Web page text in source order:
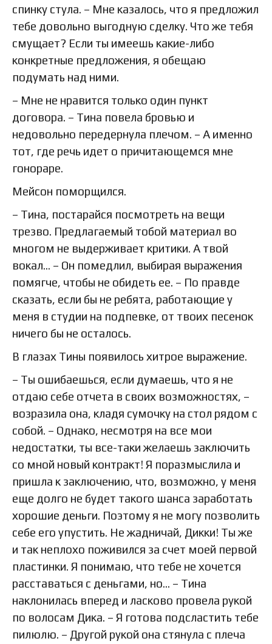
спинку стула. – Мне казалось, что я предложил
тебе довольно выгодную сделку. Что же тебя
смущает? Если ты имеешь какие-либо
конкретные предложения, я обещаю
подумать над ними.
– Мне не нравится только один пункт
договора. – Тина повела бровью и
недовольно передернула плечом. – А именно
тот, где речь идет о причитающемся мне
гонораре.
Мейсон поморщился.
– Тина, постарайся посмотреть на вещи
трезво. Предлагаемый тобой материал во
многом не выдерживает критики. А твой
вокал… – Он помедлил, выбирая выражения
помягче, чтобы не обидеть ее. – По правде
сказать, если бы не ребята, работающие у
меня в студии на подпевке, от твоих песенок
ничего бы не осталось.
В глазах Тины появилось хитрое выражение.
– Ты ошибаешься, если думаешь, что я не
отдаю себе отчета в своих возможностях, –
возразила она, кладя сумочку на стол рядом с
собой. – Однако, несмотря на все мои
недостатки, ты все-таки желаешь заключить
со мной новый контракт! Я поразмыслила и
пришла к заключению, что, возможно, у меня
еще долго не будет такого шанса заработать
хорошие деньги. Поэтому я не могу позволить
себе его упустить. Не жадничай, Дикки! Ты же
и так неплохо поживился за счет моей первой
пластинки. Я понимаю, что тебе не хочется
расставаться с деньгами, но… – Тина
наклонилась вперед и ласково провела рукой
по волосам Дика. – Я готова подсластить тебе
пилюлю. – Другой рукой она стянула с плеча